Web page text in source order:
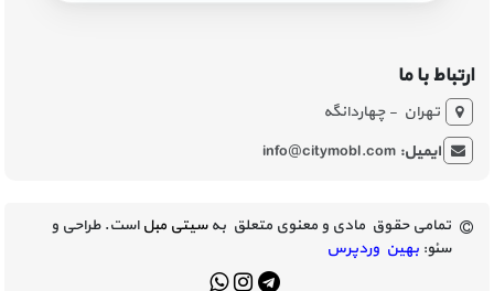
ارتباط با ما
تهران - چهاردانگه
ایمیل:info@citymobl.com
تمامی حقوق مادی و معنوی متعلق بهسیتی مبلاست. طراحی و
سئو: بهین وردپرس